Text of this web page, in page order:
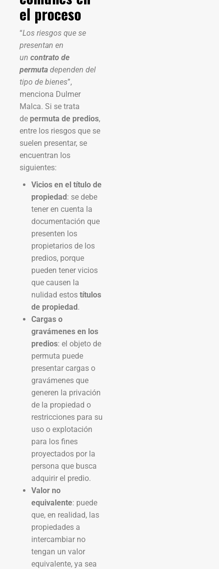
el proceso
“Los riesgos que se
presentan en
un contrato de
permuta dependen del
tipo de bienes”,
menciona Dulmer
Malca. Si se trata
de permuta de predios,
entre los riesgos que se
suelen presentar, se
encuentran los
siguientes:
Vicios en el título de
propiedad: se debe
tener en cuenta la
documentación que
presenten los
propietarios de los
predios, porque
pueden tener vicios
que causen la
nulidad estos títulos
de propiedad.
Cargas o
gravámenes en los
predios: el objeto de
permuta puede
presentar cargas o
gravámenes que
generen la privación
de la propiedad o
restricciones para su
uso o explotación
para los fines
proyectados por la
persona que busca
adquirir el predio.
Valor no
equivalente: puede
que, en realidad, las
propiedades a
intercambiar no
tengan un valor
equivalente, ya sea